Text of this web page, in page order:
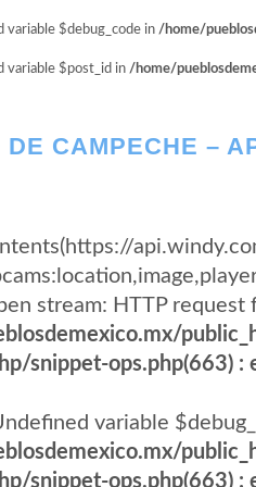
variable $debug_code in /home/
variable $post_id in /home/
DE CAMPECHE –
stream: HTTP
snippet-ops.php(663) :
variable
snippet-ops.php(663) :